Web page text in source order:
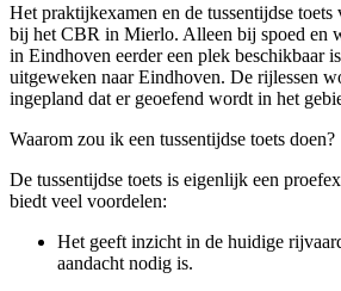
Het praktijkexamen en de tussentijdse toets
bij het CBR in Mierlo. Alleen bij spoed en
in Eindhoven eerder een plek beschikbaar
uitgeweken naar Eindhoven. De rijlessen
ingepland dat er geoefend wordt in het
Waarom zou ik een tussentijdse toets doen?
De tussentijdse toets is eigenlijk een
biedt veel voordelen:
Het geeft inzicht in de huidige
aandacht nodig is.